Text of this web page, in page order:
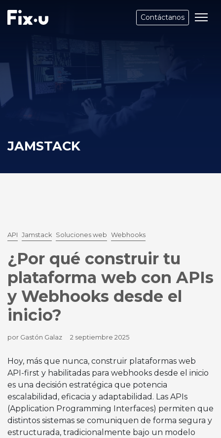
Contáctanos
JAMSTACK
API Jamstack Soluciones web Webhooks
¿Por qué construir tu
plataforma web con APIs
y Webhooks desde el
inicio?
por Gastón Galaz 2 septiembre 2025
Hoy, más que nunca, construir plataformas web
API-first y habilitadas para webhooks desde el inicio
es una decisión estratégica que potencia
escalabilidad, eficacia y adaptabilidad. Las APIs
(Application Programming Interfaces) permiten que
distintos sistemas se comuniquen de forma segura y
estructurada, tradicionalmente bajo un modelo